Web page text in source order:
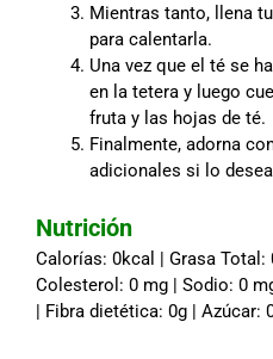
Mientras tanto, llena
para calentarla.
Una vez que el té se
en la tetera y luego
fruta y las hojas de té.
Finalmente, adorna
adicionales si lo
Nutrición
Calorías: 0kcal | Grasa Total:
Colesterol: 0 mg | Sodio: 0
| Fibra dietética: 0g | Azúcar: